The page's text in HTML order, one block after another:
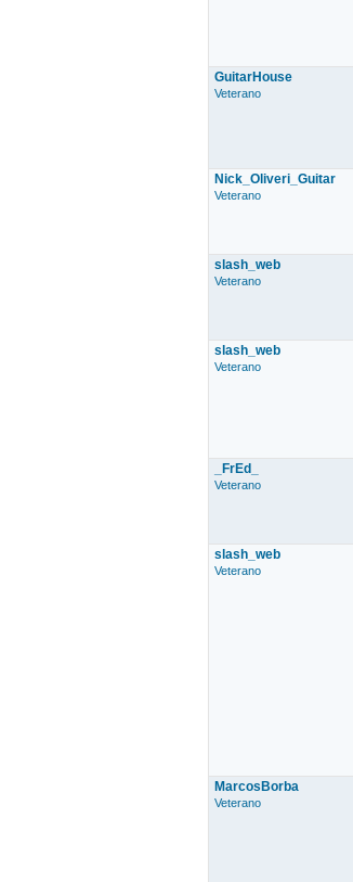
GuitarHouse
Veterano
Nick_Oliveri_Guitar
Veterano
slash_web
Veterano
slash_web
Veterano
_FrEd_
Veterano
slash_web
Veterano
MarcosBorba
Veterano